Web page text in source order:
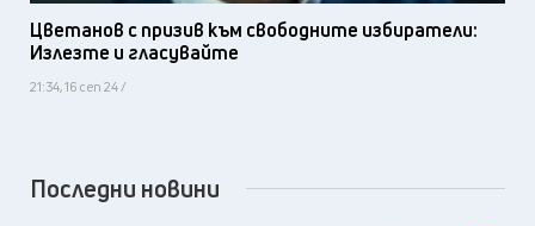
Цветанов с призив към свободните избиратели:
Излезте и гласувайте
21:34, 16 сеп 24 /
Последни новини